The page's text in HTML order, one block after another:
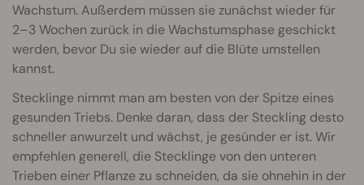
Wachstum. Außerdem müssen sie zunächst wieder für
2–3 Wochen zurück in die Wachstumsphase geschickt
werden, bevor Du sie wieder auf die Blüte umstellen
kannst.
Stecklinge nimmt man am besten von der Spitze eines
gesunden Triebs. Denke daran, dass der Steckling desto
schneller anwurzelt und wächst, je gesünder er ist. Wir
empfehlen generell, die Stecklinge von den unteren
Trieben einer Pflanze zu schneiden, da sie ohnehin in der